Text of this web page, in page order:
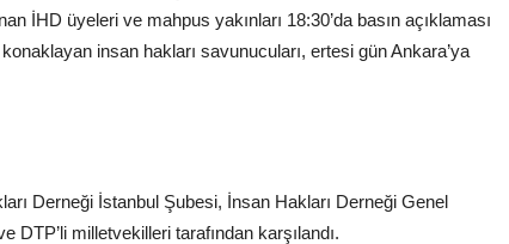
İHD üyeleri ve mahpus yakınları 18:30’da basın açıklaması
insan hakları savunucuları, ertesi gün Ankara’ya
Derneği İstanbul Şubesi, İnsan Hakları Derneği Genel
milletvekilleri tarafından karşılandı.